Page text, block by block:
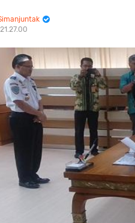
21.27.00